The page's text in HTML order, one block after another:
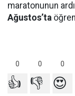
maratonunun
Ağustos’ta
0 0 0
👍 👎 😍